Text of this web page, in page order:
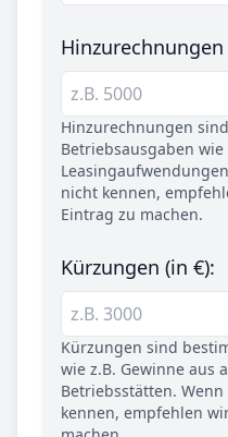
Hinzurechnungen
Hinzurechnungen
Betriebsausgaben
nicht kennen,
Eintrag zu machen.
Kürzungen (in €):
Kürzungen sind
wie z.B. Gewinne aus
Betriebsstätten.
kennen, empfehlen